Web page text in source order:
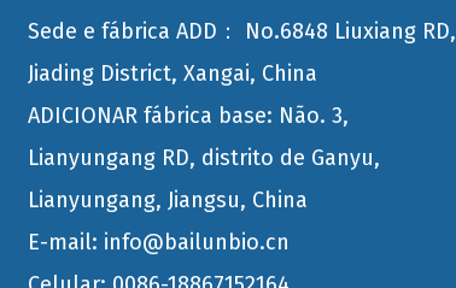
Sede e fábrica ADD： No.6848 Liuxiang RD,
Jiading District, Xangai, China
ADICIONAR fábrica base: Não. 3,
Lianyungang RD, distrito de Ganyu,
Lianyungang, Jiangsu, China
E-mail: info@bailunbio.cn